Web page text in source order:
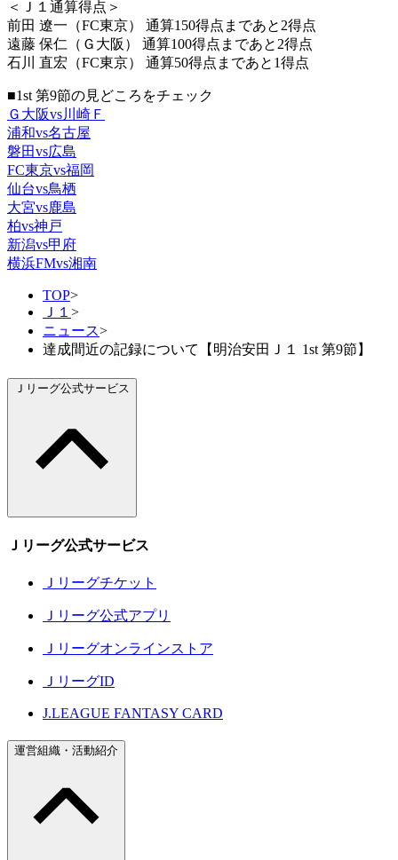
＜Ｊ１通算得点＞
前田 遼一（FC東京） 通算150得点まであと2得点
遠藤 保仁（Ｇ大阪） 通算100得点まであと2得点
石川 直宏（FC東京） 通算50得点まであと1得点
■1st 第9節の見どころをチェック
Ｇ大阪vs川崎Ｆ
浦和vs名古屋
磐田vs広島
FC東京vs福岡
仙台vs鳥栖
大宮vs鹿島
柏vs神戸
新潟vs甲府
横浜FMvs湘南
TOP>
Ｊ１ >
ニュース>
達成間近の記録について【明治安田Ｊ１ 1st 第9節】
Ｊリーグ公式サービス
Ｊリーグ公式サービス
Ｊリーグチケット
Ｊリーグ公式アプリ
Ｊリーグオンラインストア
ＪリーグID
J.LEAGUE FANTASY CARD
運営組織・活動紹介